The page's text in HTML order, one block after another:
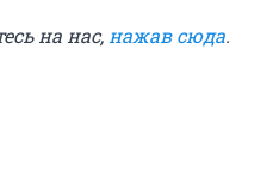
на нас, нажав сюда.